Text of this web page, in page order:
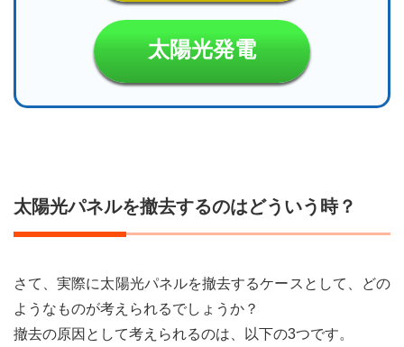
太陽光発電
太陽光パネルを撤去するのはどういう時？
さて、実際に太陽光パネルを撤去するケースとして、どの
ようなものが考えられるでしょうか？
撤去の原因として考えられるのは、以下の3つです。